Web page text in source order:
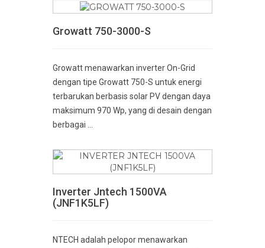
Growatt 750-3000-S
Growatt menawarkan inverter On-Grid
dengan tipe Growatt 750-S untuk energi
terbarukan berbasis solar PV dengan daya
maksimum 970 Wp, yang di desain dengan
berbagai ...
Inverter Jntech 1500VA
(JNF1K5LF)
NTECH adalah pelopor menawarkan